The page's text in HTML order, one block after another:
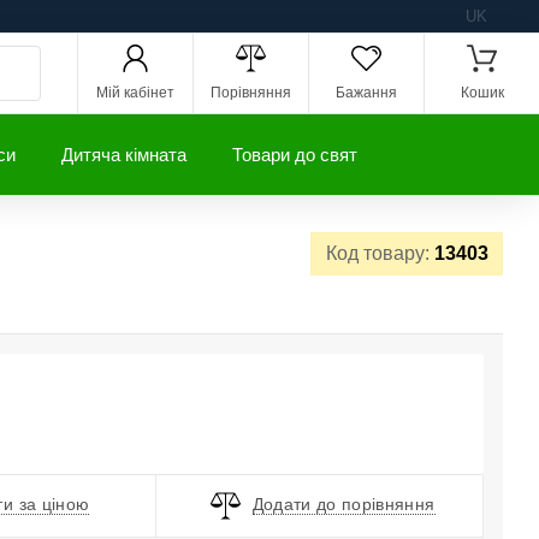
UK
Мій кабінет Порівняння Бажання Кошик
Дитяча кімната Товари до свят
Код товару: 13403
за ціною Додати до порівняння